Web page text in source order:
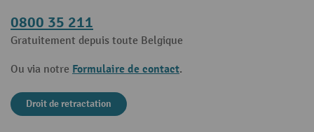
0800 35 211
Gratuitement depuis toute Belgique
Ou via notre Formulaire de contact.
Droit de retractation